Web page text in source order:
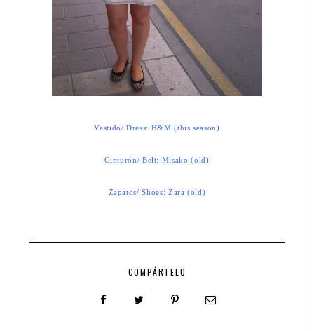
Vestido/ Dress: H&M (this season)
Cinturón/ Belt: Misako (old)
Zapatos/ Shoes: Zara (old)
COMPÁRTELO